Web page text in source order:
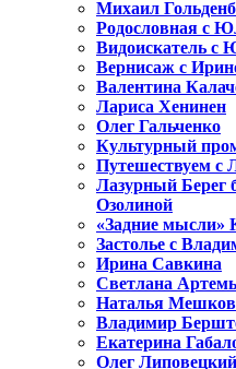
Михаил
Родословная с
Видоискатель
Вернисаж с
Валентина
Лариса Хенинен
Олег Гальченко
Культурный
Путешествуем с
Лазурный Берег
Озолиной
«Задние
Застолье с
Ирина Савкина
Светлана
Наталья
Владимир
Екатерина
Олег Липовецкий